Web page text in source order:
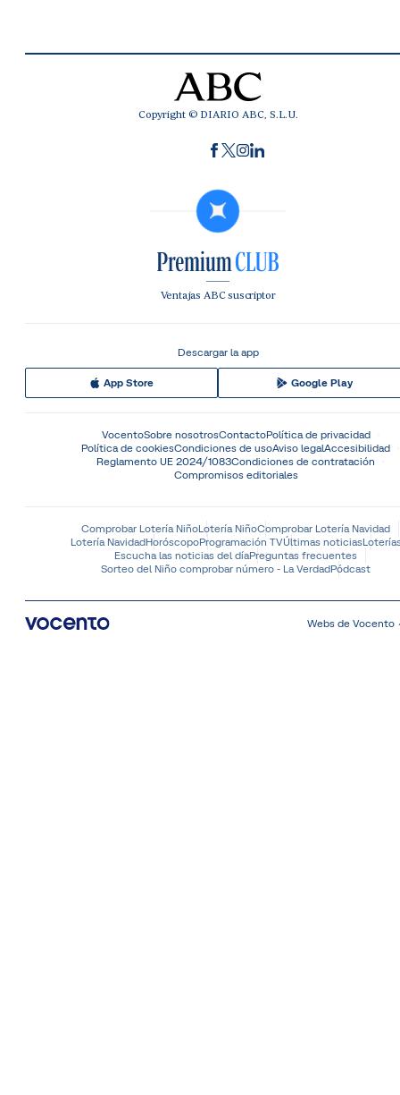
Copyright © DIARIO ABC, S.L.U.
Ventajas ABC suscriptor
Descargar la app
App Store Google Play
VocentoSobre nosotrosContactoPolítica de privacidad
Política de cookiesCondiciones de usoAviso legalAccesibilidad
Reglamento UE 2024/1083Condiciones de contratación
Compromisos editoriales
Comprobar Lotería NiñoLotería NiñoComprobar Lotería Navidad
Lotería NavidadHoróscopoProgramación TVÚltimas noticias
Escucha las noticias del díaPreguntas frecuentes
Sorteo del Niño comprobar número - La VerdadPódcast
Webs de Vocento